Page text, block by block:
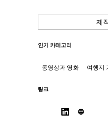
제
인기 카테고리
동영상과 영화 여행지
링크